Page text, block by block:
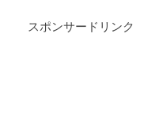
スポンサードリンク